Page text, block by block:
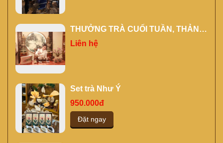
THƯỞNG TRÀ CUỐI TUẦN, THẢNH
THƠI CÙNG NGƯỜI THÂN, BẠN
Liên hệ
Set trà Như Ý
950.000đ
Đặt ngay